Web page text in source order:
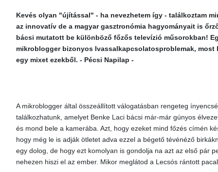
Kevés olyan "újítással" - ha nevezhetem így - találkoztam
az innovatív de a magyar gasztronómia hagyományait is
bácsi mutatott be különböző főzős televízió műsorokban!
mikroblogger bizonyos Ivassalkapcsolatosproblemak, most
egy mixet ezekből. - Pécsi Napilap -
A mikroblogger által összeállított válogatásban rengeteg
találkozhatunk, amelyet Benke Laci bácsi már-már gúnyos
és mond bele a kamerába. Azt, hogy ezeket mind főzés címén
hogy még le is adják ötletet adva ezzel a bégető tévénéző
egy dolog, de hogy ezt komolyan is gondolja na azt az első pár
nehezen hiszi el az ember. Mikor meglátod a Lecsós rántott